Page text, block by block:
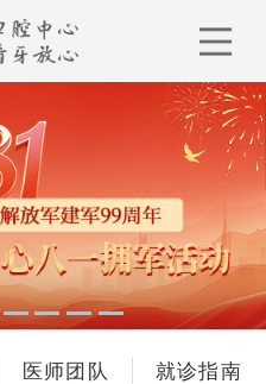
医师团队 就诊指南